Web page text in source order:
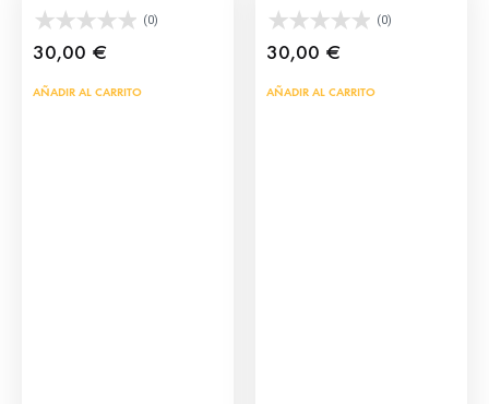
(0)
30,00 €
AÑADIR AL CARRITO
(0)
30,00 €
AÑADIR AL CARRITO